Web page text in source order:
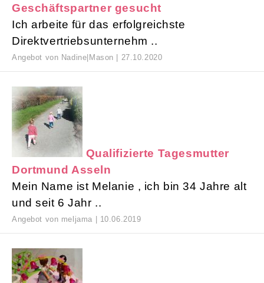
Geschäftspartner gesucht
Ich arbeite für das erfolgreichste
Direktvertriebsunternehm ..
Angebot von Nadine|Mason | 27.10.2020
Qualifizierte Tagesmutter
Dortmund Asseln
Mein Name ist Melanie , ich bin 34 Jahre alt
und seit 6 Jahr ..
Angebot von meljama | 10.06.2019